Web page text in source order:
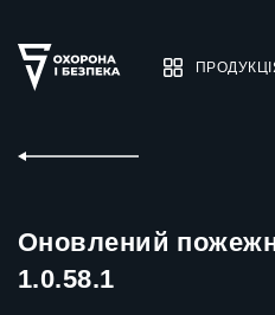
Оновлений
1.0.58.1